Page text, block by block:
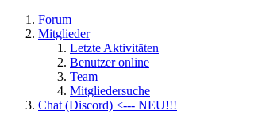
Forum
Mitglieder
Letzte Aktivitäten
Benutzer online
Team
Mitgliedersuche
Chat (Discord) <--- NEU!!!